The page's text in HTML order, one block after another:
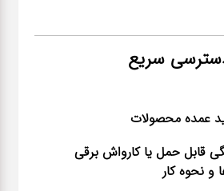
سریع
عمده محصولات
قابل حمل یا کارواش برقی
و نحوه کار